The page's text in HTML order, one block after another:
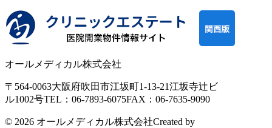
オールメディカル株式会社
〒564-0063大阪府吹田市江坂町1-13-21江坂寺辻ビ
ル1002号TEL：06-7893-6075FAX：06-7635-9090
© 2026 オールメディカル株式会社Created by